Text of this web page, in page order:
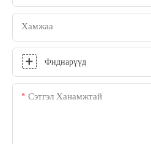
Хамжаа
Фиднарүүд
Сэтгэл Ханамжтай